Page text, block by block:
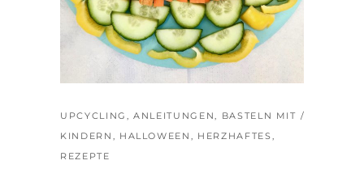
UPCYCLING ,ANLEITUNGEN, BASTELN MIT
KINDERN , HALLOWEEN , HERZHAFTES,
REZEPTE